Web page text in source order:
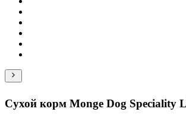
Сухой корм Monge Dog Speciality